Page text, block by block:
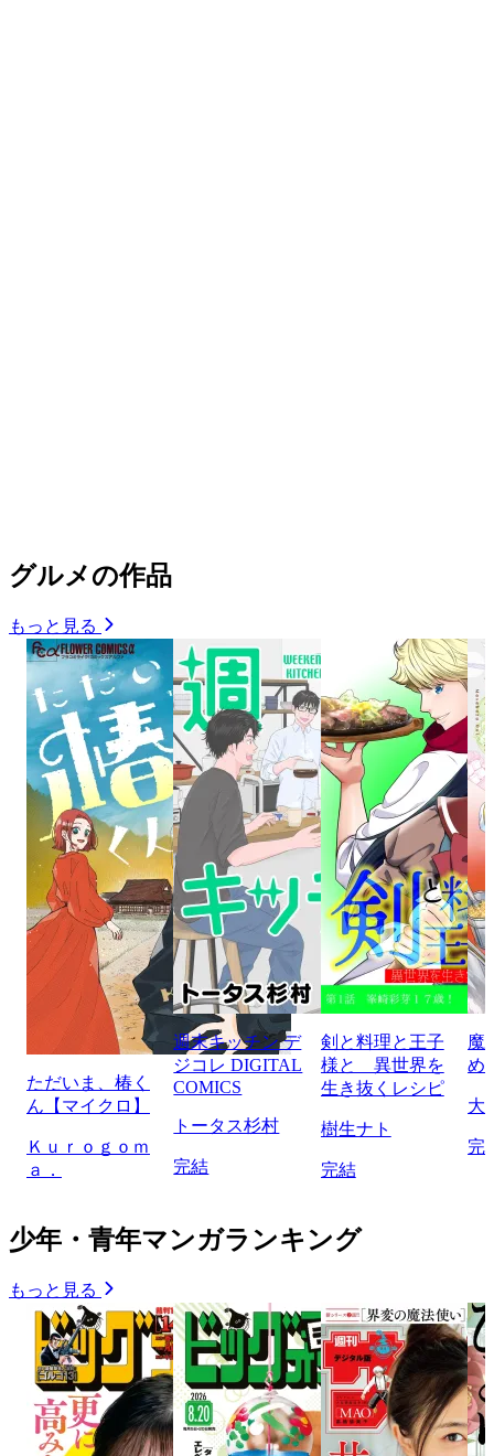
グルメの作品
もっと見る
ただいま、椿く
ん【マイクロ】
Ｋｕｒｏｇｏｍ
ａ．
週末キッチン デ
ジコレ DIGITAL
COMICS
トータス杉村
完結
剣と料理と王子
様と 異世界を
生き抜くレシピ
樹生ナト
完結
魔
め
大
完
少年・青年マンガランキング
もっと見る